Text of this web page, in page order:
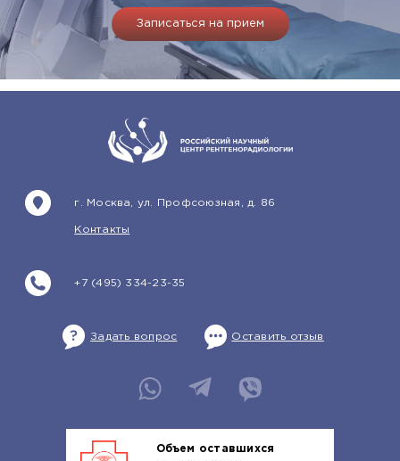
Записаться на прием
+7 (495) 334-23-35
г. Москва, ул. Профсоюзная, д. 86
Контакты
Задать вопрос Оставить отзыв
Объем оставшихся